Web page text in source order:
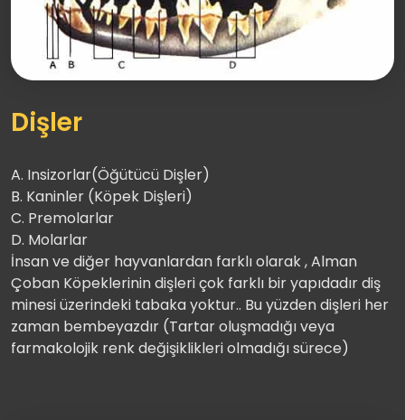
Dişler
A. Insizorlar(Öğütücü Dişler)
B. Kaninler (Köpek Dişleri)
C. Premolarlar
D. Molarlar
İnsan ve diğer hayvanlardan farklı olarak , Alman
Çoban Köpeklerinin dişleri çok farklı bir yapıdadır diş
minesi üzerindeki tabaka yoktur.. Bu yüzden dişleri her
zaman bembeyazdır (Tartar oluşmadığı veya
farmakolojik renk değişiklikleri olmadığı sürece)